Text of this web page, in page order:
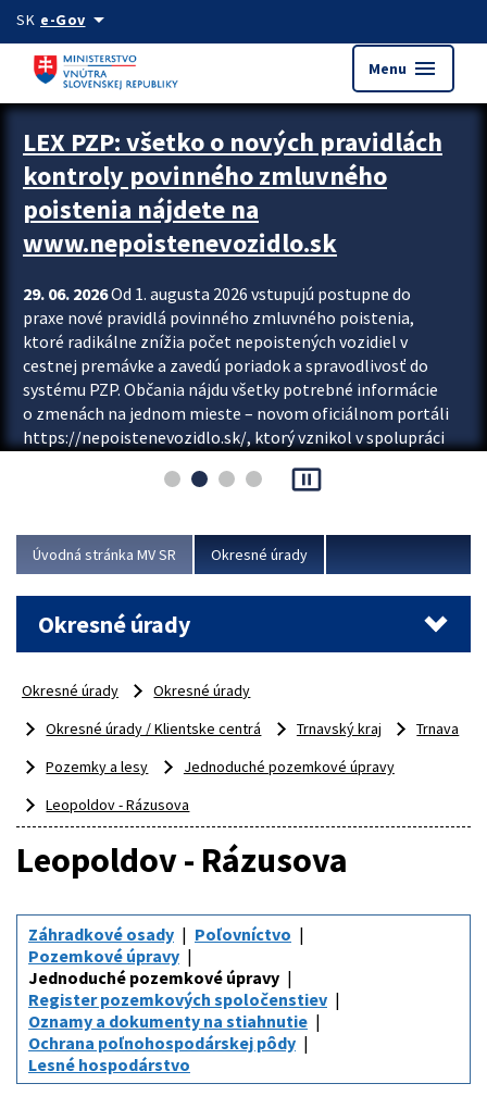
Preskocit na hlavný obsah
SK e-Govarrow_drop_down
Menu menu
Zastavit automatický posun upútavok
LEX PZP: všetko o nových pravidlách
kontroly povinného zmluvného
poistenia nájdete na
www.nepoistenevozidlo.sk
29. 06. 2026Od 1. augusta 2026 vstupujú postupne do
praxe nové pravidlá povinného zmluvného poistenia,
ktoré radikálne znížia počet nepoistených vozidiel v
cestnej premávke a zavedú poriadok a spravodlivosť do
systému PZP. Občania nájdu všetky potrebné informácie
o zmenách na jednom mieste – novom oficiálnom portáli
https://nepoistenevozidlo.sk/, ktorý vznikol v spolupráci
asociácie poisťovní (SLASPO) a Ministerstva vnútra SR.
Viac
pause_presentation
Úvodná stránka MV SR Okresné úrady
Okresné úrady
Okresné úrady
Okresné úrady
Okresné úrady / Klientske centrá
Trnavský kraj
Trnava
Pozemky a lesy
Jednoduché pozemkové úpravy
Leopoldov - Rázusova
Leopoldov - Rázusova
Záhradkové osady
Poľovníctvo
Pozemkové úpravy
Jednoduché pozemkové úpravy
Register pozemkových spoločenstiev
Oznamy a dokumenty na stiahnutie
Ochrana poľnohospodárskej pôdy
Lesné hospodárstvo